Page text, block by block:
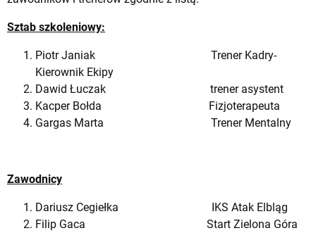
Sztab szkoleniowy:
Piotr Janiak Trener Kadry-
Kierownik Ekipy
Dawid Łuczak trener asystent
Kacper Bołda Fizjoterapeuta
Gargas Marta Trener Mentalny
Zawodnicy
Dariusz Cegiełka IKS Atak Elbląg
Filip Gaca Start Zielona Góra